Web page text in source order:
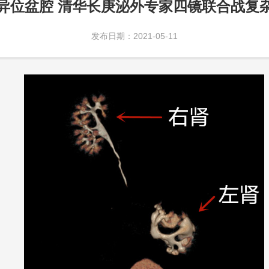
位盆腔 清华长庚泌外专家四镜联合战复
发布日期：2021-05-11